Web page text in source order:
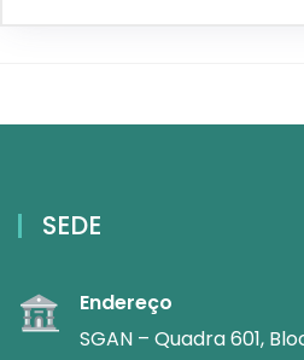
SEDE
Endereço
SGAN – Quadra 601,